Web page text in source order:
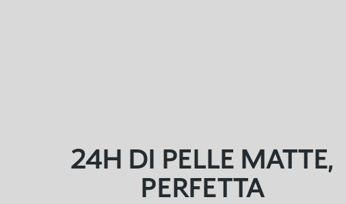
24H DI PELLE MATTE,
PERFETTA